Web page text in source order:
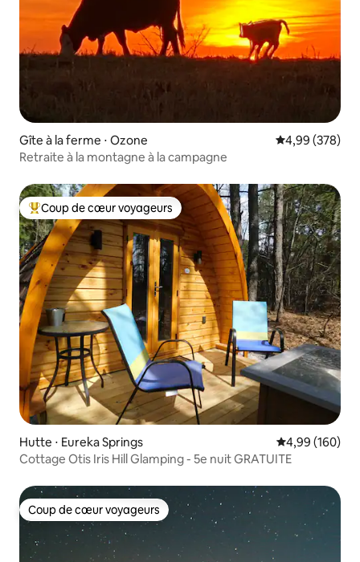
Gîte à la ferme ⋅ Ozone Évaluation
4,99 (378)
Retraite à la montagne à la campagne
Coups de cœur voyageurs les plus appréciés
Coup de cœur voyageurs
Hutte ⋅ Eureka Springs Évaluation
4,99 (160)
Cottage Otis Iris Hill Glamping - 5e nuit GRATUITE
Coup de cœur voyageurs
Coup de cœur voyageurs